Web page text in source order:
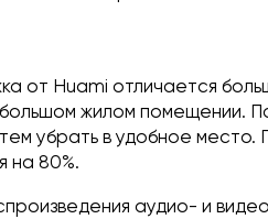
от Huami отличается
жилом помещении.
убрать в удобное
на 80%.
аудио- и